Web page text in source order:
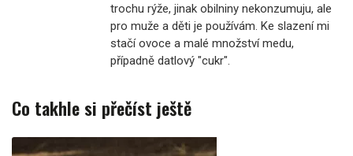
trochu rýže, jinak obilniny nekonzumuju, ale
pro muže a děti je používám. Ke slazení mi
stačí ovoce a malé množství medu,
případně datlový "cukr".
Co takhle si přečíst ještě